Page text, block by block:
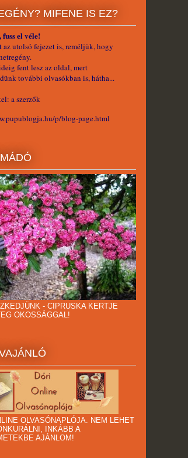
MIFENE IS EZ?
fuss el véle!
az utolsó fejezet is, reméljük, hogy
fent lesz az oldal, mert
további olvasókban is, hátha...
a szerzők
p/blog-page.html
- CIPRUSKA KERTJE
OKOSSÁGGAL!
OLVASÓNAPLÓJA. NEM LEHET
INKÁBB A
AJÁNLOM!